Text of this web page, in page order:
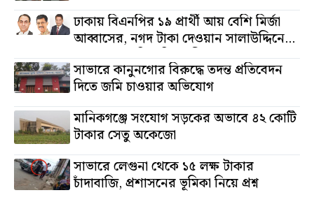
ঢাকায় বিএনপির ১৯ প্রার্থী আয় বেশি মির্জা
আব্বাসের, নগদ টাকা দেওয়ান সালাউদ্দিনের,
অস্থাবর সম্পত্তি তমিজউদ্দিনের
সাভারে কানুনগোর বিরুদ্ধে তদন্ত প্রতিবেদন
দিতে জমি চাওয়ার অভিযোগ
মানিকগঞ্জে সংযোগ সড়কের অভাবে ৪২ কোটি
টাকার সেতু অকেজো
সাভারে লেগুনা থেকে ১৫ লক্ষ টাকার
চাঁদাবাজি, প্রশাসনের ভূমিকা নিয়ে প্রশ্ন